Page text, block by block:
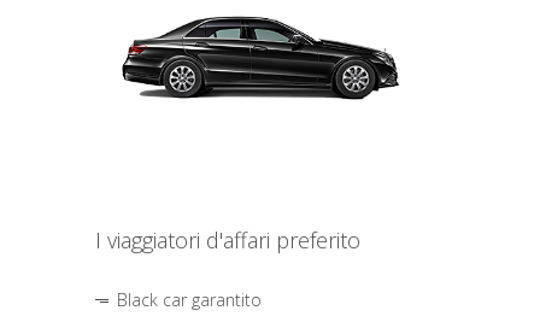
I viaggiatori d'affari preferito
Black car garantito